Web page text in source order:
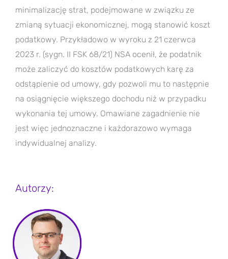
minimalizację strat, podejmowane w związku ze
zmianą sytuacji ekonomicznej, mogą stanowić koszt
podatkowy. Przykładowo w wyroku z 21 czerwca
2023 r. (sygn. II FSK 68/21) NSA ocenił, że podatnik
może zaliczyć do kosztów podatkowych karę za
odstąpienie od umowy, gdy pozwoli mu to następnie
na osiągnięcie większego dochodu niż w przypadku
wykonania tej umowy. Omawiane zagadnienie nie
jest więc jednoznaczne i każdorazowo wymaga
indywidualnej analizy.
Autorzy: